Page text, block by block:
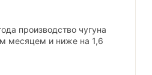
производство чугуна
месяцем и ниже на 1,6